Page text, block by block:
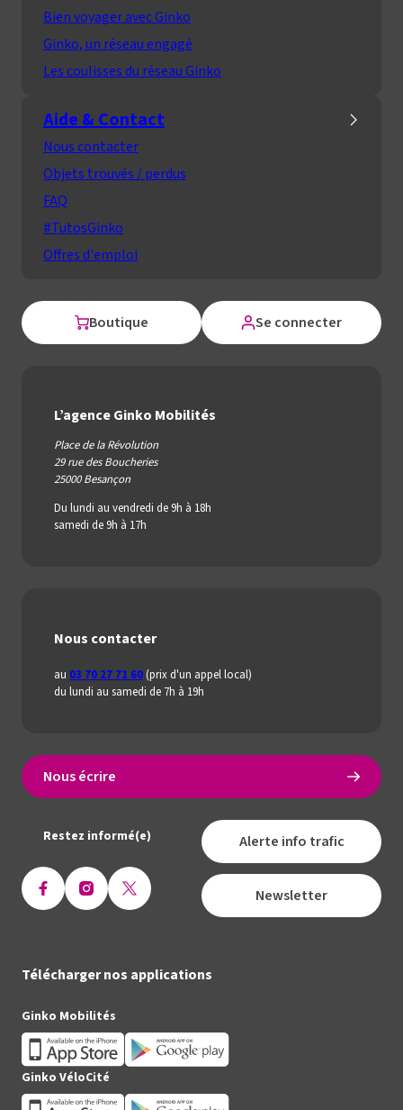
Bien voyager avec Ginko
Ginko, un réseau engagé
Les coulisses du réseau Ginko
Aide & Contact
Nous contacter
Objets trouvés / perdus
FAQ
#TutosGinko
Offres d'emploi
Boutique Se connecter
L’agence Ginko Mobilités
Place de la Révolution
29 rue des Boucheries
25000 Besançon
Du lundi au vendredi de 9h à 18h
samedi de 9h à 17h
Nous contacter
au 03 70 27 71 60 (prix d'un appel local)
du lundi au samedi de 7h à 19h
Nous écrire
Restez informé(e)
OuvrirOuvrir Ouvrir
(Twitter)
Alerte info trafic
Newsletter
Télécharger nos applications
Ginko Mobilités
Ginko VéloCité